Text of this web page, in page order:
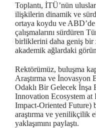
Toplantı, İTÜ’nün
ilişkilerin dinamik ve
ortaya koydu ve
çalışmalarını sürdüren
birliklerini daha geniş bir
akademik ağlardaki
Rektörümüz, buluşma
Araştırma ve İnovasyon
Odaklı Bir Gelecek İnşa
Innovation Ecosystem
Impact-Oriented Future)
araştırma ve yenilikçilik
yaklaşımını paylaştı.